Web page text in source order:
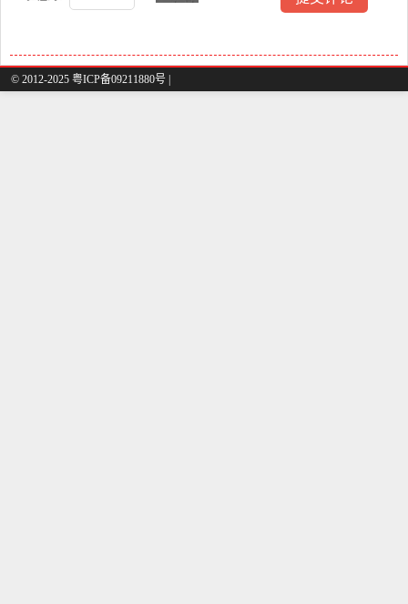
© 2012-2025 粤ICP备09211880号 |